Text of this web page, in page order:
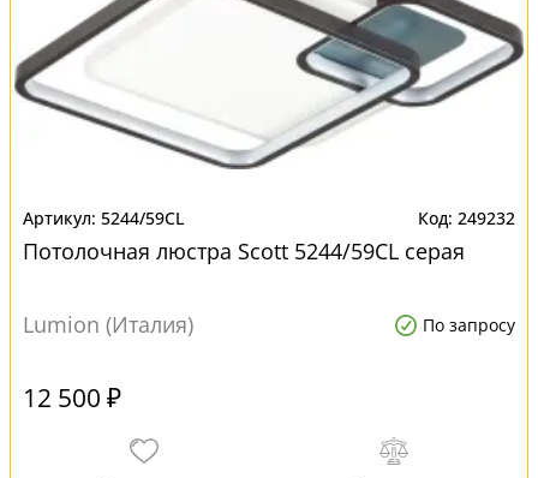
5244/59CL 249232
Потолочная люстра Scott 5244/59CL серая
Lumion (Италия) По запросу
12 500 ₽